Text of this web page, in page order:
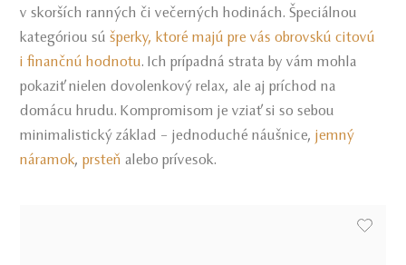
v skorších ranných či večerných hodinách. Špeciálnou
kategóriou súšperky, ktoré majú pre vás obrovskú citovú
i finančnú hodnotu. Ich prípadná strata by vám mohla
pokaziť nielen dovolenkový relax, ale aj príchod na
domácu hrudu. Kompromisom je vziať si so sebou
minimalistický základ – jednoduché náušnice,jemný
náramok,prsteň alebo prívesok.